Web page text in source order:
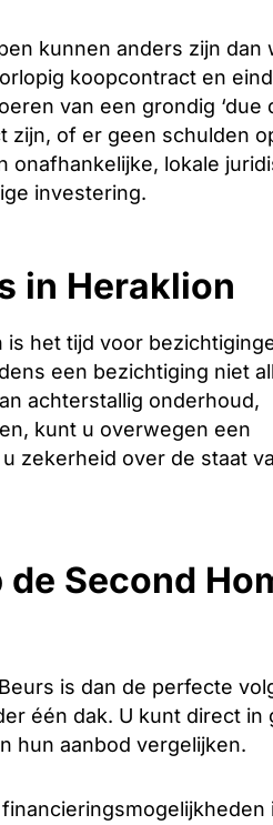
kunnen anders zijn dan
koopcontract en
van een grondig ‘due
zijn, of er geen schulden
onafhankelijke, lokale
investering.
in Heraklion
het tijd voor
een bezichtiging niet
achterstallig onderhoud,
kunt u overwegen een
zekerheid over de staat
Second
is dan de perfecte
één dak. U kunt direct in
hun aanbod vergelijken.